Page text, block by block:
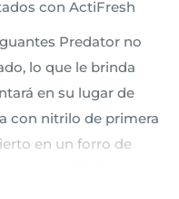
con ActiFresh
Predator no
lo que le brinda
en su lugar de
con nitrilo de primera
en un forro de
encima de las